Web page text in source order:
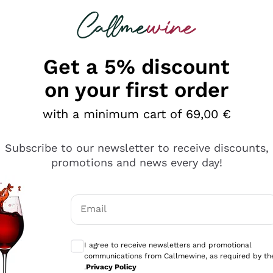
looking for
è male ma secondo me ci sono alternative che
Get a 5% discount
on your first order
with a minimum cart of 69,00 €
Subscribe to our newsletter to receive discounts,
promotions and news every day!
Email
I agree to receive newsletters and promotional
communications from Callmewine, as required by
.Privacy Policy